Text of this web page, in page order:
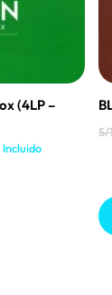
(4LP –
Incluido
S/